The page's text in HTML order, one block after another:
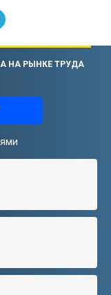
НА РЫНКЕ ТРУДА